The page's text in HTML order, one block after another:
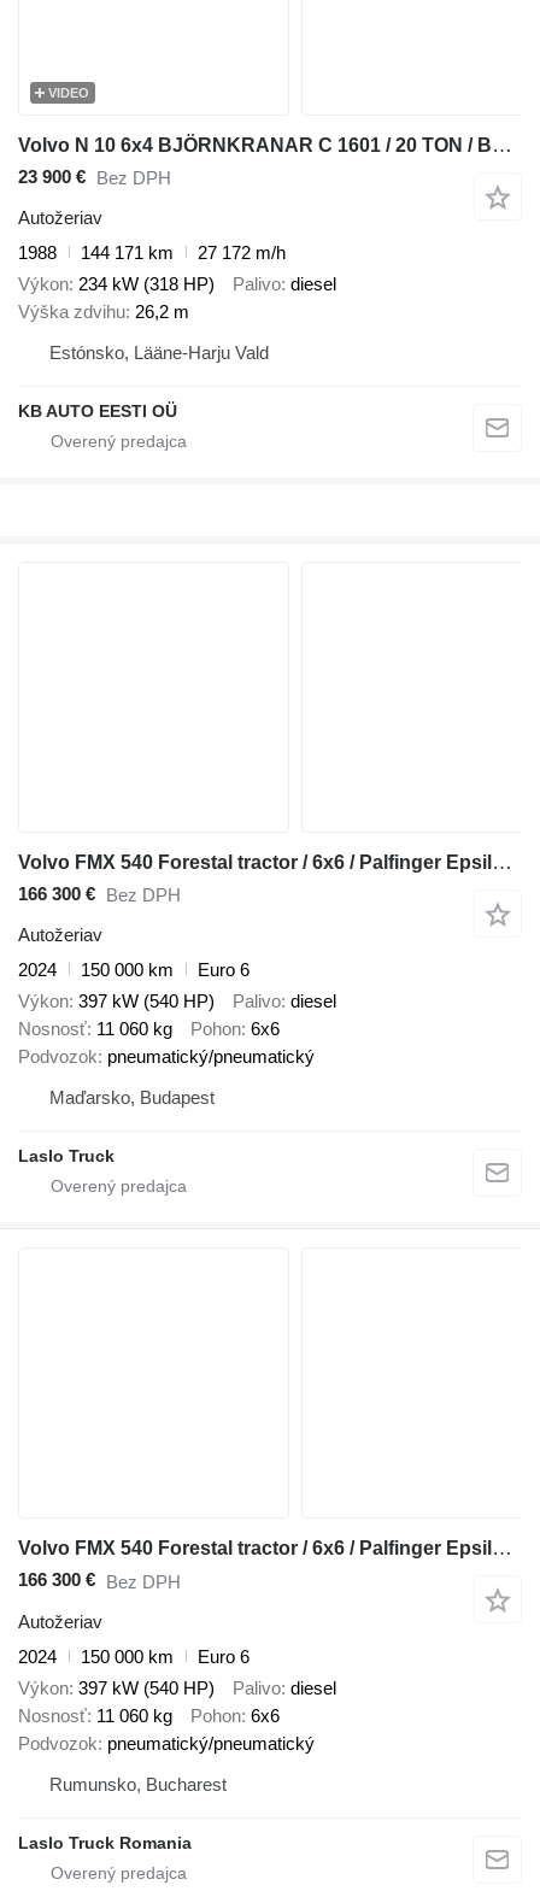
VIDEO
Volvo N 10 6x4 BJÖRNKRANAR C 1601 / 20 TON / BOOM 26,2 + JIB
23 900 €
Bez DPH
Autožeriav
1988
144 171 km
27 172 m/h
Výkon 234 kW (318 HP) Palivo diesel
Výška zdvihu 26,2 m
Estónsko, Lääne-Harju Vald
KB AUTO EESTI OÜ
Volvo FMX 540 Forestal tractor / 6x6 / Palfinger Epsilon S300L98 crane
166 300 € Bez DPH
Autožeriav
2024
150 000 km
Euro 6
Výkon 397 kW (540 HP) Palivo diesel
Nosnosť 11 060 kg Pohon 6x6
Podvozok pneumatický/pneumatický
Maďarsko, Budapest
Laslo Truck
Volvo FMX 540 Forestal tractor / 6x6 / Palfinger Epsilon S300L98 crane
166 300 € Bez DPH
Autožeriav
2024
150 000 km
Euro 6
Výkon 397 kW (540 HP) Palivo diesel
Nosnosť 11 060 kg Pohon 6x6
Podvozok pneumatický/pneumatický
Rumunsko, Bucharest
Laslo Truck Romania